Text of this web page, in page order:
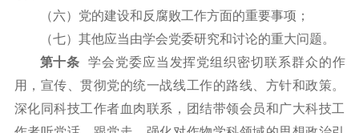
（六）党的建设和反腐败工作方面的重要事项；
（七）其他应当由学会党委研究和讨论的重大问题。
第十条 学会党委应当发挥党组织密切联系群众的作
用，宣传、贯彻党的统一战线工作的路线、方针和政策。
深化同科技工作者血肉联系，团结带领会员和广大科技工